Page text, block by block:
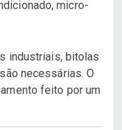
micro-
industriais, bitolas
necessárias. O
feito por um